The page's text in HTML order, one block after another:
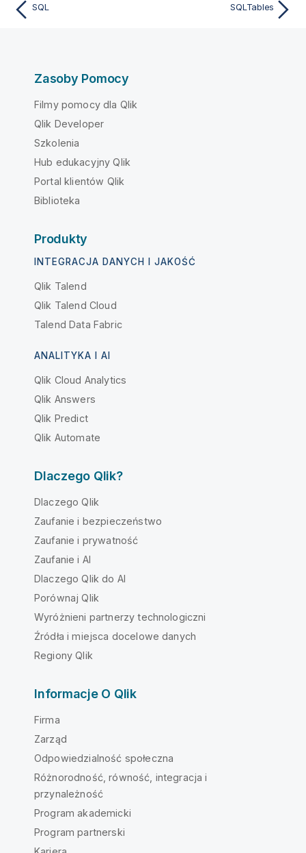
SQL SQLTables
Zasoby Pomocy
Filmy pomocy dla Qlik
Qlik Developer
Szkolenia
Hub edukacyjny Qlik
Portal klientów Qlik
Biblioteka
Produkty
INTEGRACJA DANYCH I JAKOŚĆ
Qlik Talend
Qlik Talend Cloud
Talend Data Fabric
ANALITYKA I AI
Qlik Cloud Analytics
Qlik Answers
Qlik Predict
Qlik Automate
Dlaczego Qlik?
Dlaczego Qlik
Zaufanie i bezpieczeństwo
Zaufanie i prywatność
Zaufanie i AI
Dlaczego Qlik do AI
Porównaj Qlik
Wyróżnieni partnerzy technologiczni
Źródła i miejsca docelowe danych
Regiony Qlik
Informacje O Qlik
Firma
Zarząd
Odpowiedzialność społeczna
Różnorodność, równość, integracja i
przynależność
Program akademicki
Program partnerski